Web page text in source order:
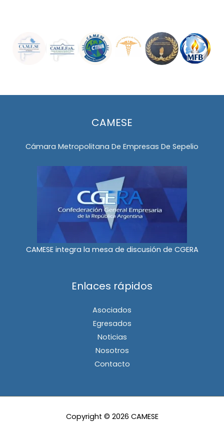
CAMESE
Cámara Metropolitana De Empresas De Sepelio
CAMESE integra la mesa de discusión de CGERA
Enlaces rápidos
Asociados
Egresados
Noticias
Nosotros
Contacto
Copyright © 2026 CAMESE